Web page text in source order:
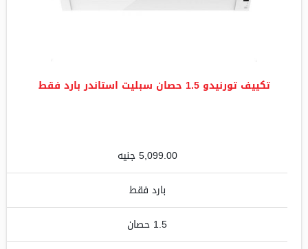
تكييف تورنيدو 1.5 حصان سبليت استاندر بارد فقط
5,099.00 جنيه
بارد فقط
1.5 حصان